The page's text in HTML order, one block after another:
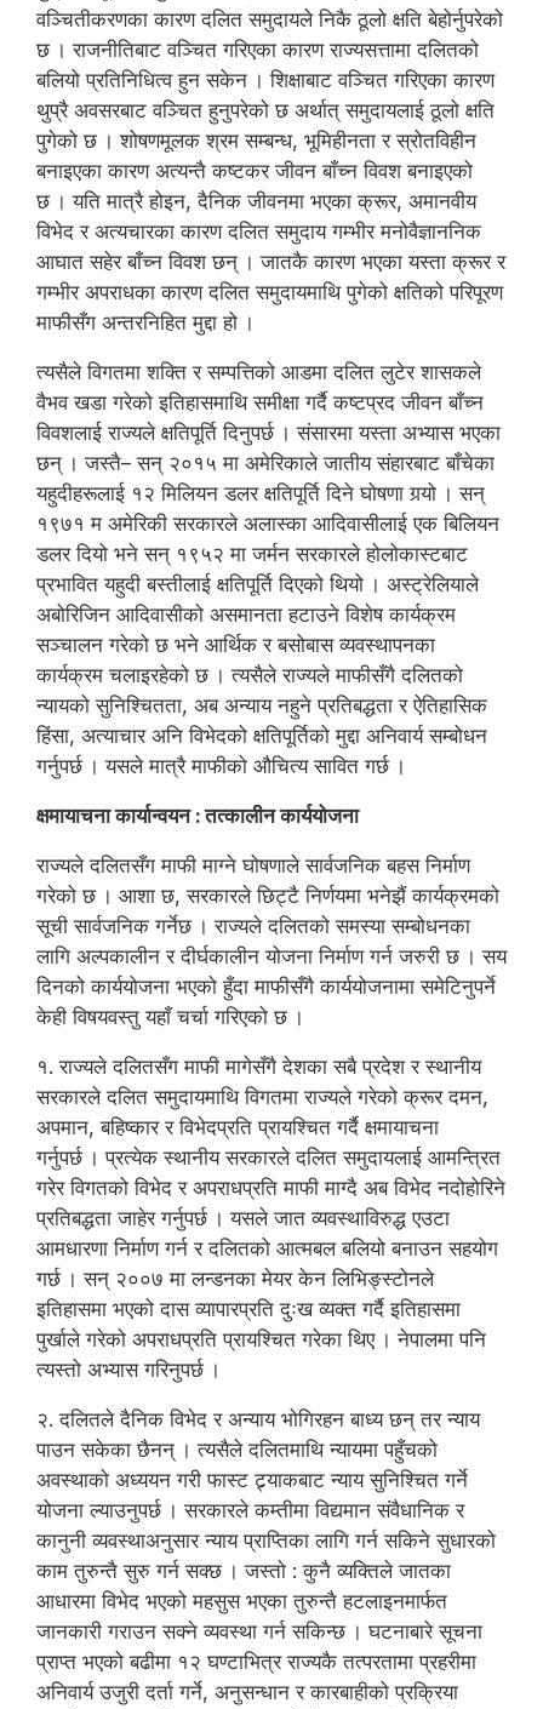
वञ्चितीकरणका कारण दलित समुदायले निकै ठूलो क्षति बेहोर्नुपरेको
छ । राजनीतिबाट वञ्चित गरिएका कारण राज्यसत्तामा दलितको
बलियो प्रतिनिधित्व हुन सकेन । शिक्षाबाट वञ्चित गरिएका कारण
थुप्रै अवसरबाट वञ्चित हुनुपरेको छ अर्थात् समुदायलाई ठूलो क्षति
पुगेको छ । शोषणमूलक श्रम सम्बन्ध, भूमिहीनता र स्रोतविहीन
बनाइएका कारण अत्यन्तै कष्टकर जीवन बाँच्न विवश बनाइएको
छ । यति मात्रै होइन, दैनिक जीवनमा भएका क्रूर, अमानवीय
विभेद र अत्यचारका कारण दलित समुदाय गम्भीर मनोवैज्ञाननिक
आघात सहेर बाँच्न विवश छन् । जातकै कारण भएका यस्ता क्रूर र
गम्भीर अपराधका कारण दलित समुदायमाथि पुगेको क्षतिको परिपूरण
माफीसँग अन्तरनिहित मुद्दा हो ।
त्यसैले विगतमा शक्ति र सम्पत्तिको आडमा दलित लुटेर शासकले
वैभव खडा गरेको इतिहासमाथि समीक्षा गर्दै कष्टप्रद जीवन बाँच्न
विवशलाई राज्यले क्षतिपूर्ति दिनुपर्छ । संसारमा यस्ता अभ्यास भएका
छन् । जस्तै– सन् २०१५ मा अमेरिकाले जातीय संहारबाट बाँचेका
यहुदीहरूलाई १२ मिलियन डलर क्षतिपूर्ति दिने घोषणा गर्‍यो । सन्
१९७१ म अमेरिकी सरकारले अलास्का आदिवासीलाई एक बिलियन
डलर दियो भने सन् १९५२ मा जर्मन सरकारले होलोकास्टबाट
प्रभावित यहुदी बस्तीलाई क्षतिपूर्ति दिएको थियो । अस्ट्रेलियाले
अबोरिजिन आदिवासीको असमानता हटाउने विशेष कार्यक्रम
सञ्चालन गरेको छ भने आर्थिक र बसोबास व्यवस्थापनका
कार्यक्रम चलाइरहेको छ । त्यसैले राज्यले माफीसँगै दलितको
न्यायको सुनिश्चितता, अब अन्याय नहुने प्रतिबद्धता र ऐतिहासिक
हिंसा, अत्याचार अनि विभेदको क्षतिपूर्तिको मुद्दा अनिवार्य सम्बोधन
गर्नुपर्छ । यसले मात्रै माफीको औचित्य सावित गर्छ ।
क्षमायाचना कार्यान्वयन : तत्कालीन कार्ययोजना
राज्यले दलितसँग माफी माग्ने घोषणाले सार्वजनिक बहस निर्माण
गरेको छ । आशा छ, सरकारले छिट्टै निर्णयमा भनेझैं कार्यक्रमको
सूची सार्वजनिक गर्नेछ । राज्यले दलितको समस्या सम्बोधनका
लागि अल्पकालीन र दीर्घकालीन योजना निर्माण गर्न जरुरी छ । सय
दिनको कार्ययोजना भएको हुँदा माफीसँगै कार्ययोजनामा समेटिनुपर्ने
केही विषयवस्तु यहाँ चर्चा गरिएको छ ।
१. राज्यले दलितसँग माफी मागेसँगै देशका सबै प्रदेश र स्थानीय
सरकारले दलित समुदायमाथि विगतमा राज्यले गरेको क्रूर दमन,
अपमान, बहिष्कार र विभेदप्रति प्रायश्चित गर्दै क्षमायाचना
गर्नुपर्छ । प्रत्येक स्थानीय सरकारले दलित समुदायलाई आमन्त्रित
गरेर विगतको विभेद र अपराधप्रति माफी माग्दै अब विभेद नदोहोरिने
प्रतिबद्धता जाहेर गर्नुपर्छ । यसले जात व्यवस्थाविरुद्ध एउटा
आमधारणा निर्माण गर्न र दलितको आत्मबल बलियो बनाउन सहयोग
गर्छ । सन् २००७ मा लन्डनका मेयर केन लिभिङ्स्टोनले
इतिहासमा भएको दास व्यापारप्रति दुःख व्यक्त गर्दै इतिहासमा
पुर्खाले गरेको अपराधप्रति प्रायश्चित गरेका थिए । नेपालमा पनि
त्यस्तो अभ्यास गरिनुपर्छ ।
२. दलितले दैनिक विभेद र अन्याय भोगिरहन बाध्य छन् तर न्याय
पाउन सकेका छैनन् । त्यसैले दलितमाथि न्यायमा पहुँचको
अवस्थाको अध्ययन गरी फास्ट ट्र्याकबाट न्याय सुनिश्चित गर्ने
योजना ल्याउनुपर्छ । सरकारले कम्तीमा विद्यमान संवैधानिक र
कानुनी व्यवस्थाअनुसार न्याय प्राप्तिका लागि गर्न सकिने सुधारको
काम तुरुन्तै सुरु गर्न सक्छ । जस्तो : कुनै व्यक्तिले जातका
आधारमा विभेद भएको महसुस भएका तुरुन्तै हटलाइनमार्फत
जानकारी गराउन सक्ने व्यवस्था गर्न सकिन्छ । घटनाबारे सूचना
प्राप्त भएको बढीमा १२ घण्टाभित्र राज्यकै तत्परतामा प्रहरीमा
अनिवार्य उजुरी दर्ता गर्ने, अनुसन्धान र कारबाहीको प्रक्रिया